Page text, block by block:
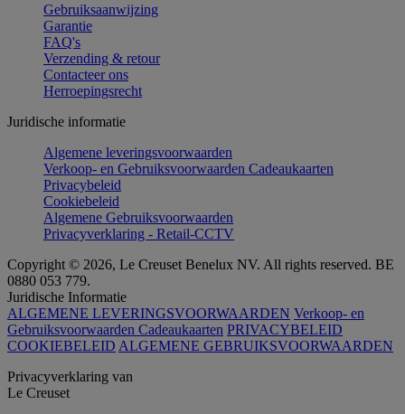
Gebruiksaanwijzing
Garantie
FAQ's
Verzending & retour
Contacteer ons
Herroepingsrecht
Juridische informatie
Algemene leveringsvoorwaarden
Verkoop- en Gebruiksvoorwaarden Cadeaukaarten
Privacybeleid
Cookiebeleid
Algemene Gebruiksvoorwaarden
Privacyverklaring - Retail-CCTV
Copyright © 2026, Le Creuset Benelux NV. All rights reserved. BE
0880 053 779.
Juridische Informatie
ALGEMENE LEVERINGSVOORWAARDEN Verkoop- en
Gebruiksvoorwaarden Cadeaukaarten PRIVACYBELEID
COOKIEBELEID ALGEMENE GEBRUIKSVOORWAARDEN
Privacyverklaring van
Le Creuset